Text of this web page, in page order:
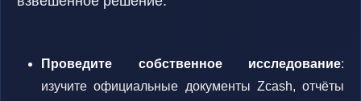
Проведите собственное исследование:
изучите официальные документы Zcash, отчёты